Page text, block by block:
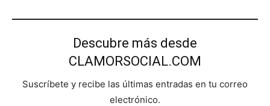
Descubre más desde
CLAMORSOCIAL.COM
Suscríbete y recibe las últimas entradas en tu correo
electrónico.